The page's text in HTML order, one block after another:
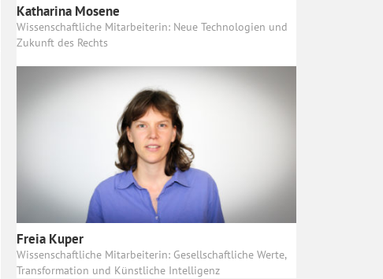
Katharina Mosene
Wissenschaftliche Mitarbeiterin: Neue Technologien und
Zukunft des Rechts
Freia Kuper
Wissenschaftliche Mitarbeiterin: Gesellschaftliche Werte,
Transformation und Künstliche Intelligenz